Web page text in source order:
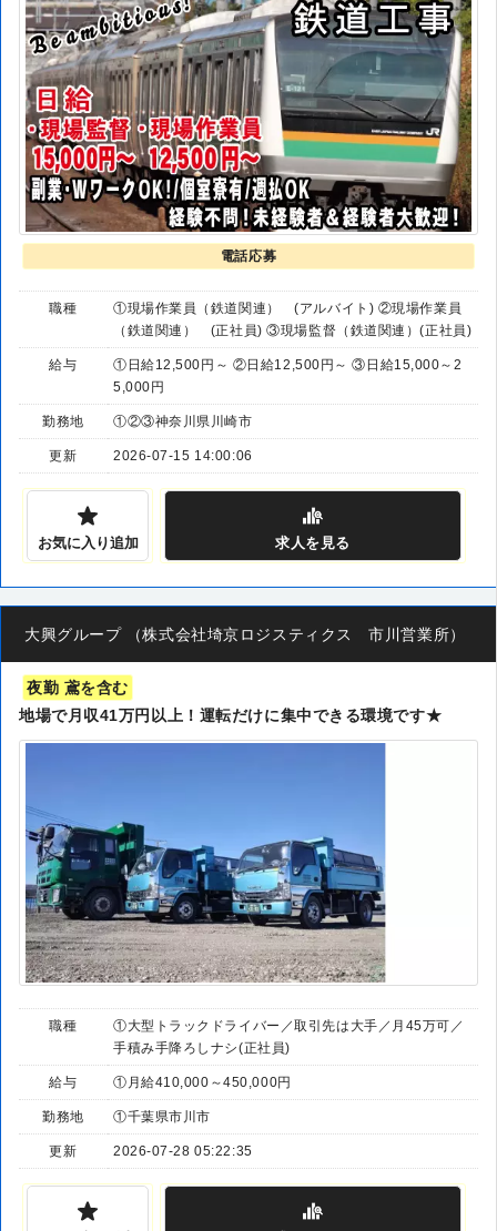
電話応募
職種
①現場作業員（鉄道関連） (アルバイト) ②現場作業員
（鉄道関連） (正社員) ③現場監督（鉄道関連）(正社員)
給与
①日給12,500円～ ②日給12,500円～ ③日給15,000～2
5,000円
勤務地 ①②③神奈川県川崎市
更新 2026-07-15 14:00:06
お気に入り追加 求人 を見る
大興グループ （株式会社埼京ロジスティクス 市川営業所）
夜勤 鳶を含む
地場で月収41万円以上！運転だけに集中できる環境です★
職種
①大型トラックドライバー／取引先は大手／月45万可／
手積み手降ろしナシ(正社員)
給与 ①月給410,000～450,000円
勤務地 ①千葉県市川市
更新 2026-07-28 05:22:35